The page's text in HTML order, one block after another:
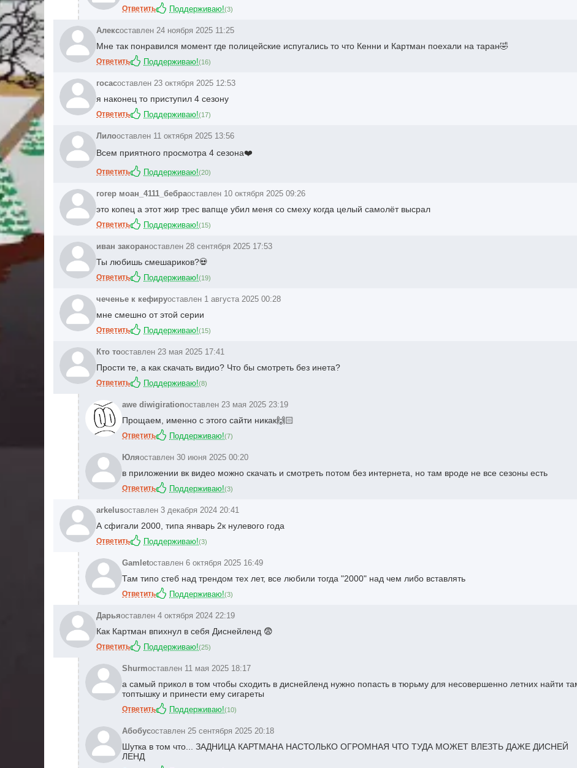
Ответить Поддерживаю!(3)
Алексоставлен 24 ноября 2025 11:25
Мне так понравился момент где полицейские испугались то что Кенни и Картман поехали на таран🤣
Ответить Поддерживаю!(16)
госасоставлен 23 октября 2025 12:53
я наконец то приступил 4 сезону
Ответить Поддерживаю!(17)
Лилооставлен 11 октября 2025 13:56
Всем приятного просмотра 4 сезона❤️
Ответить Поддерживаю!(20)
гогер моан_4111_бебраоставлен 10 октября 2025 09:26
это копец а этот жир трес вапще убил меня со смеху когда целый самолёт высрал
Ответить Поддерживаю!(15)
иван закораноставлен 28 сентября 2025 17:53
Ты любишь смешариков?💀
Ответить Поддерживаю!(19)
чеченье к кефируоставлен 1 августа 2025 00:28
мне смешно от этой серии
Ответить Поддерживаю!(15)
Кто тооставлен 23 мая 2025 17:41
Прости те, а как скачать видио? Что бы смотреть без инета?
Ответить Поддерживаю!(8)
awe diwigirationоставлен 23 мая 2025 23:19
Прощаем, именно с этого сайти никак🙌🏻
Ответить Поддерживаю!(7)
Юляоставлен 30 июня 2025 00:20
в приложении вк видео можно скачать и смотреть потом без интернета, но там вроде не все сезоны есть
Ответить Поддерживаю!(3)
arkelusоставлен 3 декабря 2024 20:41
А сфигали 2000, типа январь 2к нулевого года
Ответить Поддерживаю!(3)
Gamletоставлен 6 октября 2025 16:49
Там типо стеб над трендом тех лет, все любили тогда "2000" над чем либо вставлять
Ответить Поддерживаю!(3)
Дарьяоставлен 4 октября 2024 22:19
Как Картман впихнул в себя Диснейленд 😨
Ответить Поддерживаю!(25)
Shurmоставлен 11 мая 2025 18:17
а самый прикол в том чтобы сходить в диснейленд нужно попасть в тюрьму для несовершенно летних найти
топтышку и принести ему сигареты
Ответить Поддерживаю!(10)
Абобусоставлен 25 сентября 2025 20:18
Шутка в том что... ЗАДНИЦА КАРТМАНА НАСТОЛЬКО ОГРОМНАЯ ЧТО ТУДА МОЖЕТ ВЛЕЗТЬ ДАЖЕ ДИСНЕЙ
ЛЕНД